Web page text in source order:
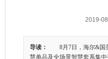
2019-
导读：
8月7日，海尔&国美
慧单品及全场景智慧套系